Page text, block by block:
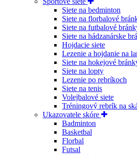
Siete na bedminton
Siete na florbalové
Siete na futbalové
Siete na hádzanárske
Hojdacie siete
Lezenie a hojdanie na
Siete na hokejové
Siete na lopty
Lezenie po rebríkoch
Siete na tenis
Volejbalové siete
Tréningový rebrík na
Ukazovatele skóre
Badminton
Basketbal
Florbal
Futsal